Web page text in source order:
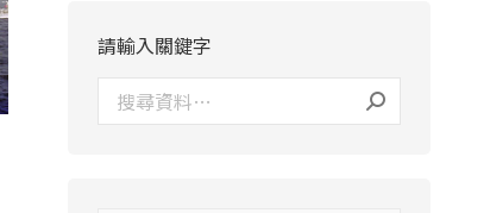
請輸入關鍵字